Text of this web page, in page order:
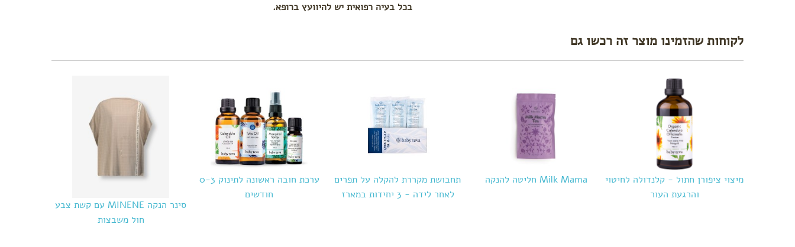
בכל בעיה רפואית יש להיוועץ ברופא.
לקוחות שהזמינו מוצר זה רכשו גם
מיצוי ציפורן חתול - קלנדולה לחיטוי
והרגעת העור
Milk Mama חליטה להנקה
תחבושת מקררת להקלה על תפרים
לאחר לידה - 3 יחידות במארז
ערכת חובה ראשונה לתינוק 0-3
חודשים
סינר הנקה MINENE עם קשת צבע
חול משבצות